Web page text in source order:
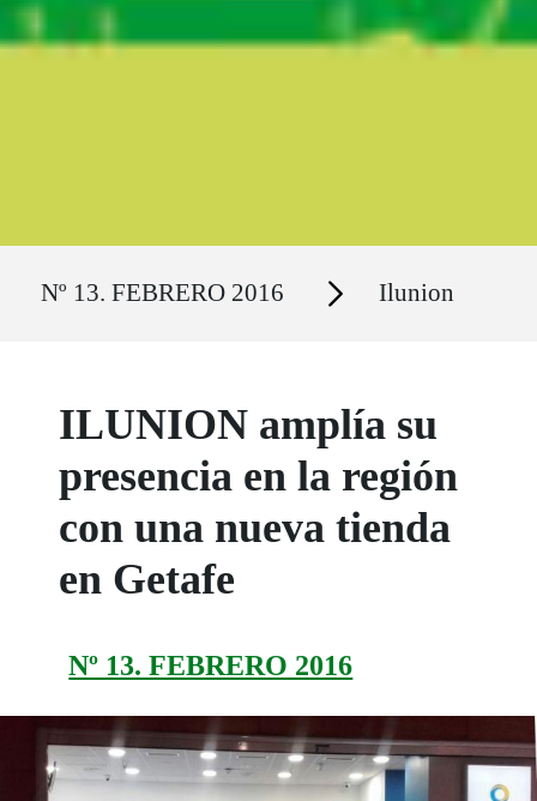
Nº 13. FEBRERO 2016 Secciones Ilunion
ILUNION amplía su
presencia en la región
con una nueva tienda
en Getafe
Nº 13. FEBRERO 2016